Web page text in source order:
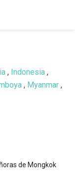
, Indonesia ,
, Myanmar ,
de Mongkok